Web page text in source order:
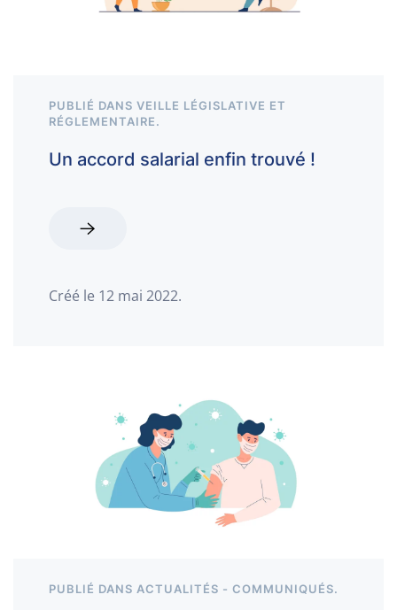
PUBLIÉ DANS VEILLE LÉGISLATIVE ET
RÉGLEMENTAIRE.
Un accord salarial enfin trouvé !
Créé le 12 mai 2022.
PUBLIÉ DANS ACTUALITÉS - COMMUNIQUÉS.